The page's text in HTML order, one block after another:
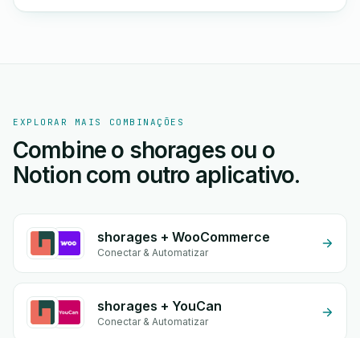
EXPLORAR MAIS COMBINAÇÕES
Combine o shorages ou o
Notion com outro aplicativo.
shorages + WooCommerce
Conectar & Automatizar
shorages + YouCan
Conectar & Automatizar